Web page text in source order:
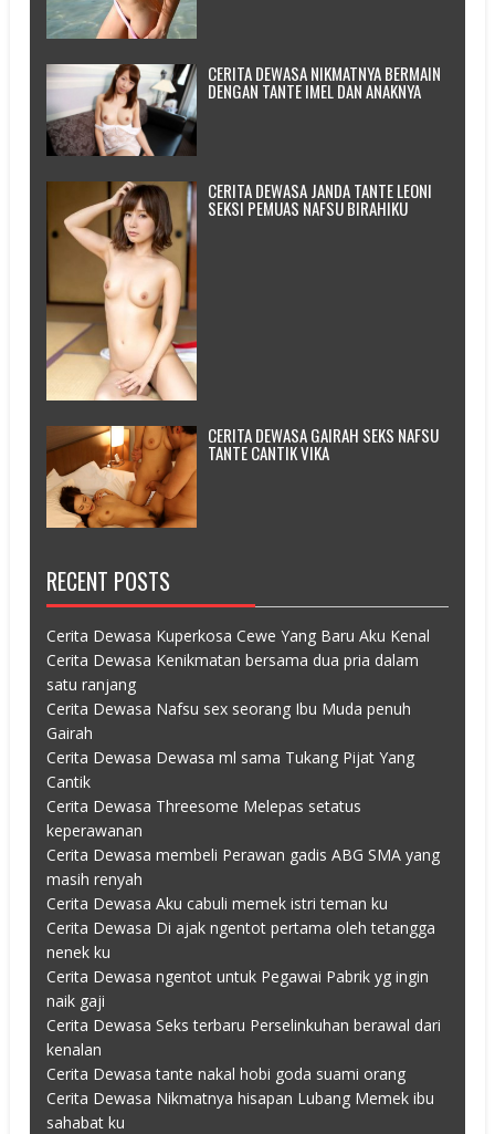
CERITA DEWASA NIKMATNYA BERMAIN
DENGAN TANTE IMEL DAN ANAKNYA
CERITA DEWASA JANDA TANTE LEONI
SEKSI PEMUAS NAFSU BIRAHIKU
CERITA DEWASA GAIRAH SEKS NAFSU
TANTE CANTIK VIKA
RECENT POSTS
Cerita Dewasa Kuperkosa Cewe Yang Baru Aku Kenal
Cerita Dewasa Kenikmatan bersama dua pria dalam
satu ranjang
Cerita Dewasa Nafsu sex seorang Ibu Muda penuh
Gairah
Cerita Dewasa Dewasa ml sama Tukang Pijat Yang
Cantik
Cerita Dewasa Threesome Melepas setatus
keperawanan
Cerita Dewasa membeli Perawan gadis ABG SMA yang
masih renyah
Cerita Dewasa Aku cabuli memek istri teman ku
Cerita Dewasa Di ajak ngentot pertama oleh tetangga
nenek ku
Cerita Dewasa ngentot untuk Pegawai Pabrik yg ingin
naik gaji
Cerita Dewasa Seks terbaru Perselinkuhan berawal dari
kenalan
Cerita Dewasa tante nakal hobi goda suami orang
Cerita Dewasa Nikmatnya hisapan Lubang Memek ibu
sahabat ku